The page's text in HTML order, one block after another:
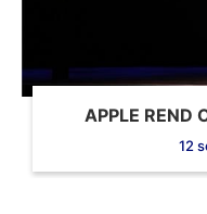
APPLE REND
12